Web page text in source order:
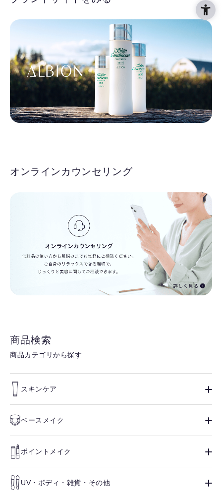
オンラインカウンセリング
商品検索
商品カテゴリから探す
スキンケア
ベースメイク
ポイントメイク
UV・ボディ・雑貨・その他